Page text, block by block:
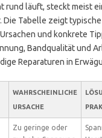
rund läuft, steckt meist
Die Tabelle zeigt
und konkrete
Bandqualität und
Reparaturen in
WAHRSCHEINLICHE
URSACHE
Zu geringe oder